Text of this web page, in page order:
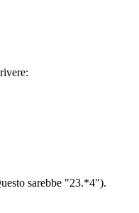
sarebbe "23.*4").